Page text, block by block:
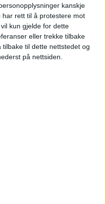
kanskje
rett til å protestere mot
kun gjelde for dette
eller trekke tilbake
til dette nettstedet og
på nettsiden.